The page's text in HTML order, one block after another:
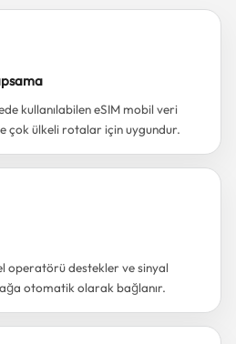
kullanılabilen eSIM mobil veri
çok ülkeli rotalar için uygundur.
operatörü destekler ve sinyal
otomatik olarak bağlanır.